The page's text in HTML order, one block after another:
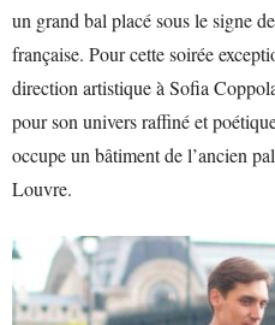
un grand bal placé sous le signe
française. Pour cette soirée
direction artistique à Sofia
pour son univers raffiné et
occupe un bâtiment de l’ancien
Louvre.